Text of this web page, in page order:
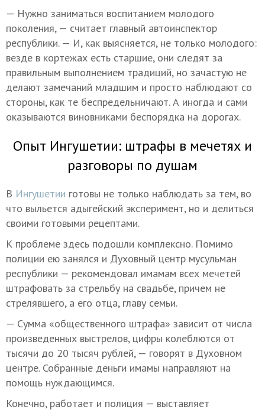
— Нужно заниматься воспитанием молодого
поколения, — считает главный автоинспектор
республики. — И, как выясняется, не только молодого:
везде в кортежах есть старшие, они следят за
правильным выполнением традиций, но зачастую не
делают замечаний младшим и просто наблюдают со
стороны, как те беспредельничают. А иногда и сами
оказываются виновниками беспорядка на дорогах.
Опыт Ингушетии: штрафы в мечетях и
разговоры по душам
В Ингушетии готовы не только наблюдать за тем, во
что выльется адыгейский эксперимент, но и делиться
своими готовыми рецептами.
К проблеме здесь подошли комплексно. Помимо
полиции ею занялся и Духовный центр мусульман
республики — рекомендовал имамам всех мечетей
штрафовать за стрельбу на свадьбе, причем не
стрелявшего, а его отца, главу семьи.
— Сумма «общественного штрафа» зависит от числа
произведенных выстрелов, цифры колеблются от
тысячи до 20 тысяч рублей, — говорят в Духовном
центре. Собранные деньги имамы направляют на
помощь нуждающимся.
Конечно, работает и полиция — выставляет